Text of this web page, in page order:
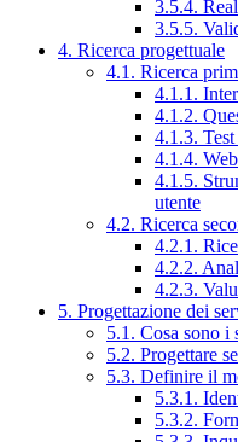
3.5.4.
3.5.5.
4. Ricerca progettuale
4.1. Ricerca
4.1.1.
4.1.2.
4.1.3.
4.1.4.
4.1.5.
utente
4.2. Ricerca
4.2.1.
4.2.2.
4.2.3.
5. Progettazione dei
5.1. Cosa sono i
5.2. Progettare
5.3. Definire il
5.3.1.
5.3.2.